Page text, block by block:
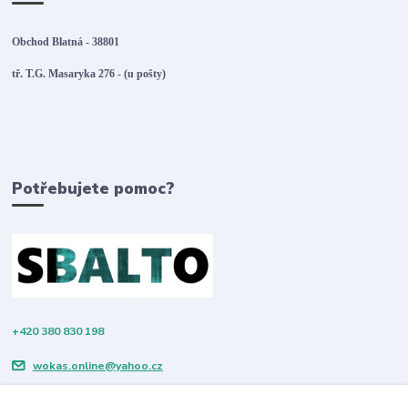
Obchod Blatná - 38801
tř. T.G. Masaryka 276 - (u pošty)
Potřebujete pomoc?
+420 380 830 198
wokas.online@yahoo.cz